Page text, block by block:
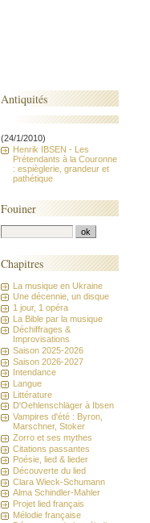
Antiquités
(24/1/2010)
Henrik IBSEN - Les
Prétendants à la Couronne
: espièglerie, grandeur et
pathétique
Fouiner
Chapitres
La musique en Ukraine
Une décennie, un disque
1 jour, 1 opéra
La Bible par la musique
Déchiffrages &
Improvisations
Saison 2025-2026
Saison 2026-2027
Intendance
Langue
Littérature
D'Oehlenschläger à Ibsen
Vampires d'été : Byron,
Marschner, Stoker
Zorro et ses mythes
Citations passantes
Poésie, lied & lieder
Découverte du lied
Clara Wieck-Schumann
Alma Schindler-Mahler
Projet lied français
Mélodie française